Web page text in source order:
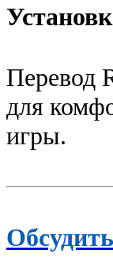
Перевод
для
игры.